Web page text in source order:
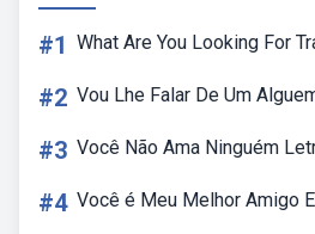
#1 What Are You Looking For
#2 Vou Lhe Falar De Um
#3 Você Não Ama Ninguém
#4 Você é Meu Melhor Amigo